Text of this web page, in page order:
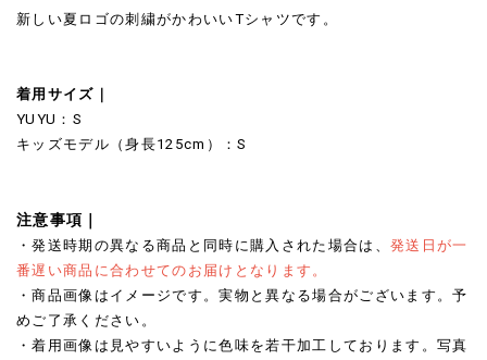
新しい夏ロゴの刺繍がかわいいTシャツです。
着用サイズ｜
YUYU：S
キッズモデル（身長125cm）：S
注意事項｜
・発送時期の異なる商品と同時に購入された場合は、 発送日が一
番遅い商品に合わせてのお届けとなります。
・商品画像はイメージです。実物と異なる場合がございます。予
めご了承ください。
・着用画像は見やすいように色味を若干加工しております。写真